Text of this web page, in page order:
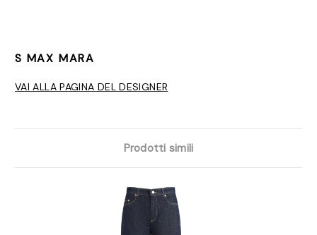
S MAX MARA
VAI ALLA PAGINA DEL DESIGNER
Prodotti simili